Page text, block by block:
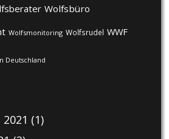
Wolfsbüro
Wolfsmonitoring Wolfsrudel WWF
Deutschland
(1)